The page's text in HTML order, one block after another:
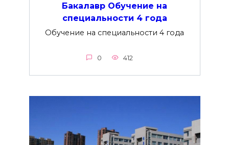
Бакалавр Обучение на
специальности 4 года
Обучение на специальности 4 года
0 412